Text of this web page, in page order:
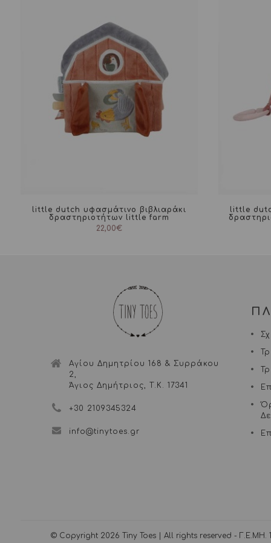
little dutch υφασμάτινο βιβλιαράκι
δραστηριοτήτων little farm
22,00€
little
Αγίου Δημητρίου 168 & Συρράκου
2,
Άγιος Δημήτριος, Τ.Κ. 17341
+30 2109345324
info@tinytoes.gr
© Copyright 2026 Tiny Toes | All rights reserved - Γ.Ε.ΜΗ.